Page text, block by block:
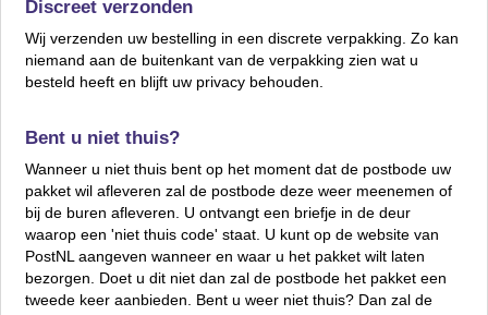
Discreet verzonden
Wij verzenden uw bestelling in een discrete verpakking. Zo kan
niemand aan de buitenkant van de verpakking zien wat u
besteld heeft en blijft uw privacy behouden.
Bent u niet thuis?
Wanneer u niet thuis bent op het moment dat de postbode uw
pakket wil afleveren zal de postbode deze weer meenemen of
bij de buren afleveren. U ontvangt een briefje in de deur
waarop een 'niet thuis code' staat. U kunt op de website van
PostNL aangeven wanneer en waar u het pakket wilt laten
bezorgen. Doet u dit niet dan zal de postbode het pakket een
tweede keer aanbieden. Bent u weer niet thuis? Dan zal de